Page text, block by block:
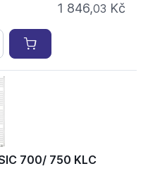
1 846,03 Kč
700/ 750 KLC